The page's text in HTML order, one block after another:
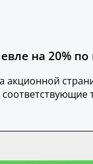
на 20% по
акционной